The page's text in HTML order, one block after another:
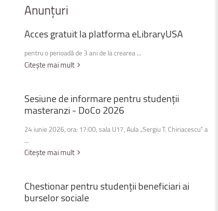
Anunțuri
AccesgratuitlaplatformaeLibraryUSA
pentru o perioadă de 3 ani de la crearea ...
Citește mai mult
Sesiunedeinformarepentrustudenții
masteranzi-DoCo2026
24 iunie 2026, ora: 17:00, sala U17, Aula „Sergiu T. Chiriacescu” a
...
Citește mai mult
Chestionarpentrustudențiibeneficiariai
burselorsociale